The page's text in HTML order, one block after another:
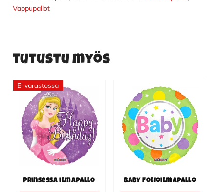
Vappupallot
Tutustu myös
Ei varastossa
Prinsessa ilmapallo Baby folioilmapallo